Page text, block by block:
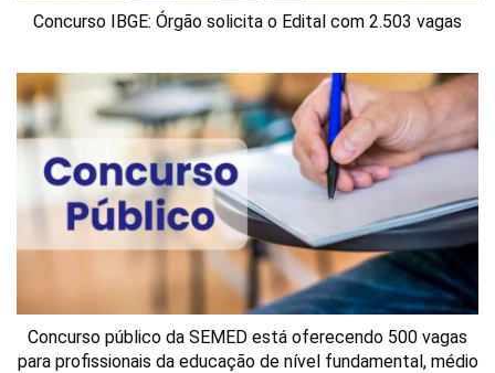
Concurso IBGE: Órgão solicita o Edital com 2.503 vagas
Concurso público da SEMED está oferecendo 500 vagas
para profissionais da educação de nível fundamental, médio